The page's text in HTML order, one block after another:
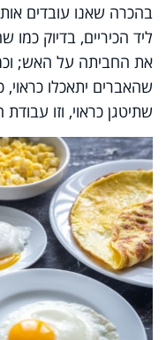
בהכרה שאנו עובדים
ליד הכיריים, בדיוק
את החביתה על האש;
שהאברים יתאכלו
שתיטגן כראוי, וזו